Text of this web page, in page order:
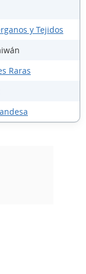
y Tejidos
Raras